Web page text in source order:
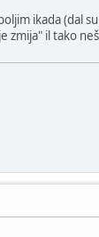
ikada (dal
zmija" il tako